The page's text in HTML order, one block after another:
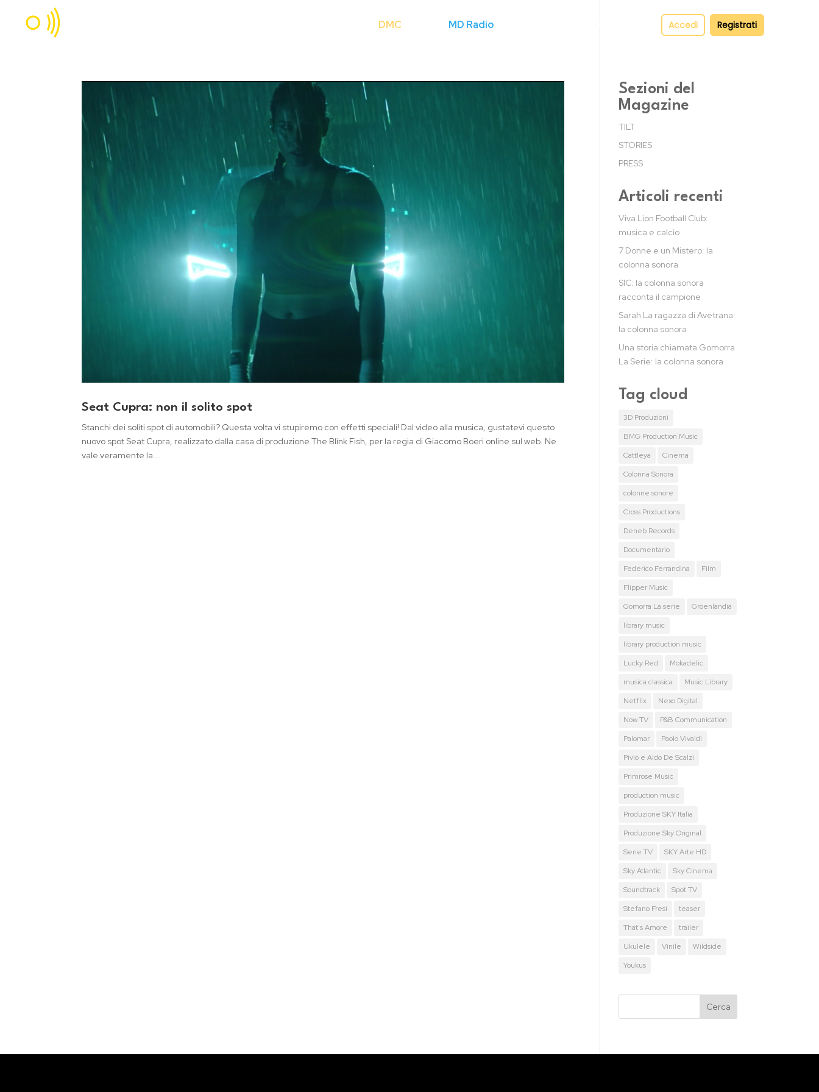
DMC MD Radio Contatti Accedi Registrati
Seat Cupra: non il solito spot
Stanchi dei soliti spot di automobili? Questa volta vi stupiremo con effetti speciali! Dal video alla musica, gustatevi questo
nuovo spot Seat Cupra, realizzato dalla casa di produzione The Blink Fish, per la regia di Giacomo Boeri online sul web. Ne
vale veramente la...
Sezioni del
Magazine
TILT
STORIES
PRESS
Articoli recenti
Viva Lion Football Club:
musica e calcio
7 Donne e un Mistero: la
colonna sonora
SIC: la colonna sonora
racconta il campione
Sarah La ragazza di Avetrana:
la colonna sonora
Una storia chiamata Gomorra
La Serie: la colonna sonora
Tag cloud
3D Produzioni
BMG Production Music
Cattleya
Cinema
Colonna Sonora
colonne sonore
Cross Productions
Deneb Records
Documentario
Federico Ferrandina
Film
Flipper Music
Gomorra La serie
Groenlandia
library music
library production music
Lucky Red
Mokadelic
musica classica
Music Library
Netflix
Nexo Digital
Now TV
P&B Communication
Palomar
Paolo Vivaldi
Pivio e Aldo De Scalzi
Primrose Music
production music
Produzione SKY Italia
Produzione Sky Original
Serie TV
SKY Arte HD
Sky Atlantic
Sky Cinema
Soundtrack
Spot TV
Stefano Fresi
teaser
That's Amore
trailer
Ukulele
Vinile
Wildside
Youkus